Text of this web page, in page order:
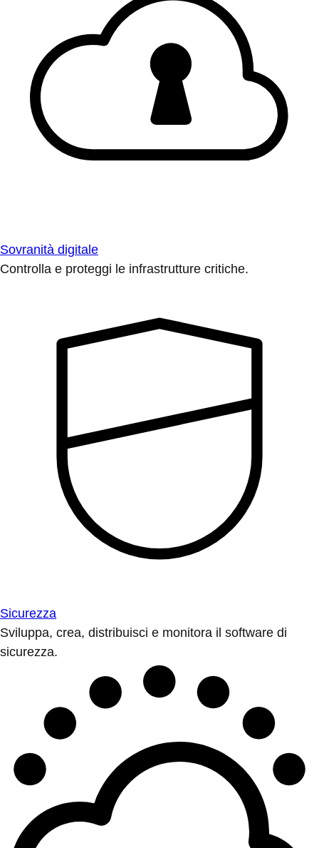
Sovranità digitale
Controlla e proteggi le infrastrutture critiche.
Sicurezza
Sviluppa, crea, distribuisci e monitora il software di
sicurezza.